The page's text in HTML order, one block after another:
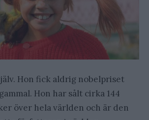
Hon fick aldrig nobelpriset
Hon har sålt cirka 144
över hela världen och är den